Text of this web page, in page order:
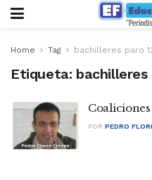
Home Tag bachilleres paro
Etiqueta: bachilleres
POR PEDRO